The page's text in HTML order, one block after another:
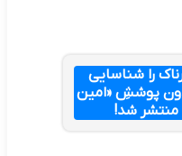
را شناسایی
پوششِ «امین
منتشر شد!